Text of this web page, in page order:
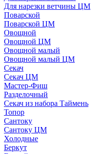
Для нарезки ветчины ЦМ
Поварской
Поварской ЦМ
Овощной
Овощной ЦМ
Овощной малый
Овощной малый ЦМ
Секач
Секач ЦМ
Мастер-Фиш
Разделочный
Секач из набора Таймень
Топор
Сантоку
Сантоку ЦМ
Холодные
Беркут